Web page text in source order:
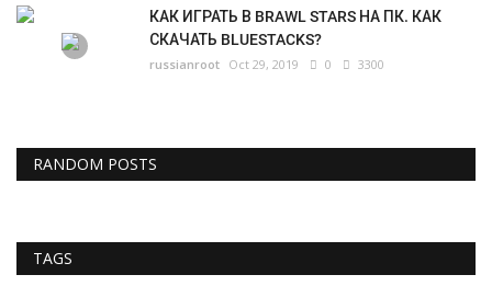
КАК ИГРАТЬ В BRAWL STARS НА ПК. КАК
СКАЧАТЬ BLUESTACKS?
russianroot Oct 29, 2019 0 3300
RANDOM POSTS
TAGS